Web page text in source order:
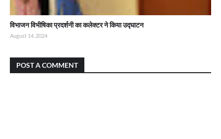
विभाजन विभीषिका प्रदर्शनी का कलेक्टर ने किया उद्घाटन
August 14, 2024
POST A COMMENT